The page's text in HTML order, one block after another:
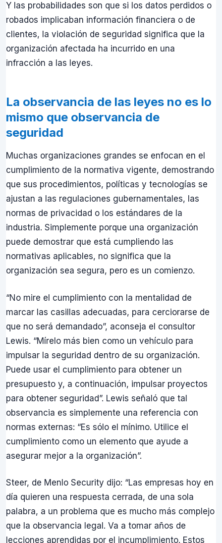
Y las probabilidades son que si los datos perdidos o
robados implicaban información financiera o de
clientes, la violación de seguridad significa que la
organización afectada ha incurrido en una
infracción a las leyes.
La observancia de las leyes no es lo
mismo que observancia de
seguridad
Muchas organizaciones grandes se enfocan en el
cumplimiento de la normativa vigente, demostrando
que sus procedimientos, políticas y tecnologías se
ajustan a las regulaciones gubernamentales, las
normas de privacidad o los estándares de la
industria. Simplemente porque una organización
puede demostrar que está cumpliendo las
normativas aplicables, no significa que la
organización sea segura, pero es un comienzo.
“No mire el cumplimiento con la mentalidad de
marcar las casillas adecuadas, para cerciorarse de
que no será demandado”, aconseja el consultor
Lewis. “Mírelo más bien como un vehículo para
impulsar la seguridad dentro de su organización.
Puede usar el cumplimiento para obtener un
presupuesto y, a continuación, impulsar proyectos
para obtener seguridad”. Lewis señaló que tal
observancia es simplemente una referencia con
normas externas: “Es sólo el mínimo. Utilice el
cumplimiento como un elemento que ayude a
asegurar mejor a la organización”.
Steer, de Menlo Security dijo: “Las empresas hoy en
día quieren una respuesta cerrada, de una sola
palabra, a un problema que es mucho más complejo
que la observancia legal. Va a tomar años de
lecciones aprendidas por el incumplimiento. Estos